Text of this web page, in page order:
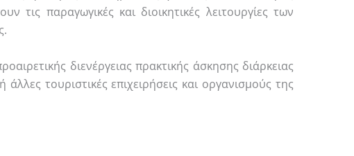
τις παραγωγικές και διοικητικές λειτουργίες των
διενέργειας πρακτικής άσκησης διάρκειας
τουριστικές επιχειρήσεις και οργανισμούς της